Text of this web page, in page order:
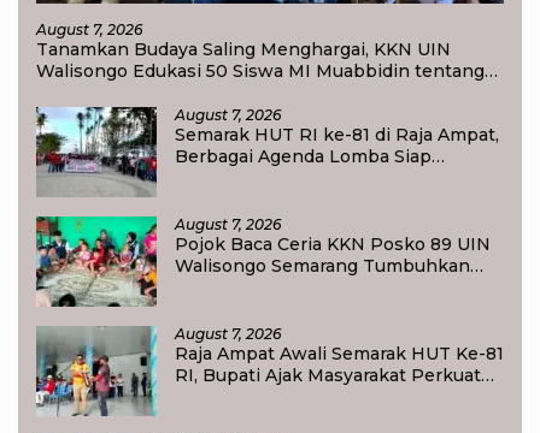
August 7, 2026
Tanamkan Budaya Saling Menghargai, KKN UIN
Walisongo Edukasi 50 Siswa MI Muabbidin tentang
August 7, 2026
Semarak HUT RI ke-81 di Raja Ampat,
Berbagai Agenda Lomba Siap
August 7, 2026
Pojok Baca Ceria KKN Posko 89 UIN
Walisongo Semarang Tumbuhkan
August 7, 2026
Raja Ampat Awali Semarak HUT Ke-81
RI, Bupati Ajak Masyarakat Perkuat